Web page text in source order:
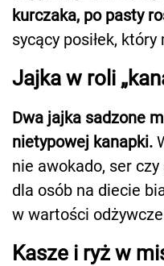
kurczaka, po pasty
sycący posiłek,
Jajka w roli
Dwa jajka sadzone
nietypowej kanapki.
nie awokado, ser
dla osób na diecie
w wartości
Kasze i ryż w